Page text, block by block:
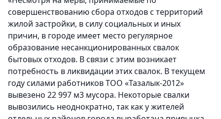
совершенствованию сбора отходов с территорий
жилой застройки, в силу социальных и иных
причин, в городе имеет место регулярное
образование несанкционированных свалок
бытовых отходов. В связи с этим возникает
потребность в ликвидации этих свалок. В текущем
году силами работников ТОО «Тазалык-2012»
вывезено 22 997 м3 мусора. Некоторые свалки
вывозились неоднократно, так как у жителей